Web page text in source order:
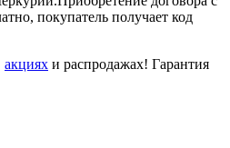
покупатель получает код
акциях и распродажах! Гарантия